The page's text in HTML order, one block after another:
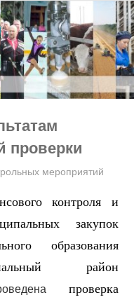
проверки
мероприятий
контроля и
закупок
образования
район
проверка